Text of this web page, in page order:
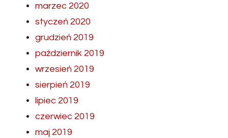
marzec 2020
styczeń 2020
grudzień 2019
październik 2019
wrzesień 2019
sierpień 2019
lipiec 2019
czerwiec 2019
maj 2019